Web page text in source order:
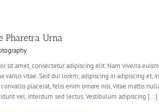
Pharetra Urna
sit amet, consectetur adipiscing elit. Nam viverra
varius vitae. Sed dui lorem, adipiscing in adipiscing et,
placerat, felis enim ornare nisi, vitae mattis
vel, interdum sed lectus. Vestibulum adipiscing [...]